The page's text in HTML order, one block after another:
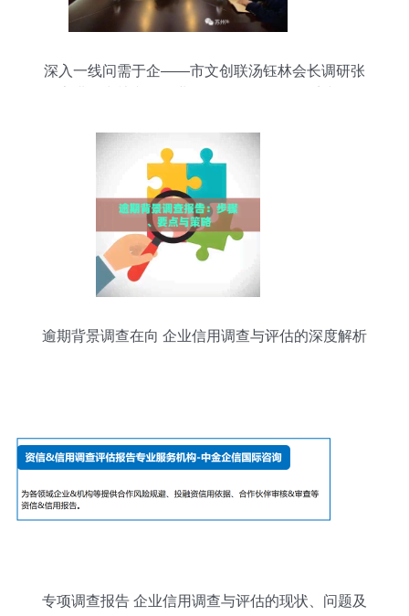
深入一线问需于企——市文创联汤钰林会长调研张
逾期背景调查在向 企业信用调查与评估的深度解析
专项调查报告 企业信用调查与评估的现状、问题及